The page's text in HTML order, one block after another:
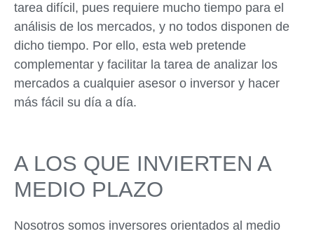
tarea difícil, pues requiere mucho tiempo para el
análisis de los mercados, y no todos disponen de
dicho tiempo. Por ello, esta web pretende
complementar y facilitar la tarea de analizar los
mercados a cualquier asesor o inversor y hacer
más fácil su día a día.
A LOS QUE INVIERTEN A
MEDIO PLAZO
Nosotros somos inversores orientados al medio